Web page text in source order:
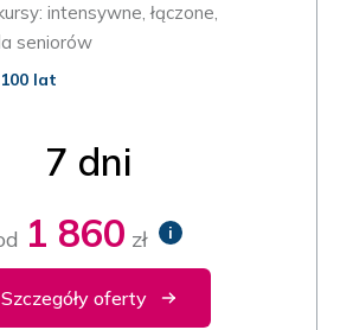
intensywne, łączone,
seniorów
lat
7 dni
1 860 zł i
Szczegóły oferty